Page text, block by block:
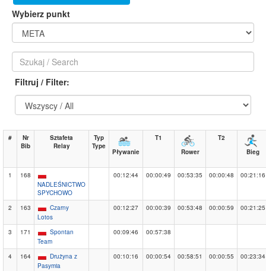
Wybierz punkt
Filtruj / Filter:
#
Nr
Bib
Sztafeta
Relay
Typ
Type
Pływanie
T1
Rower
T2
Bieg
1
168
NADLEŚNICTWO
SPYCHOWO
00:12:44 00:00:49 00:53:35 00:00:48 00:21:16
2 163
Czarny
Lotos
00:12:27 00:00:39 00:53:48 00:00:59 00:21:25
3 171
Spontan
Team
00:09:46 00:57:38
4 164
Drużyna z
Pasymia
00:10:16 00:00:54 00:58:51 00:00:55 00:23:34